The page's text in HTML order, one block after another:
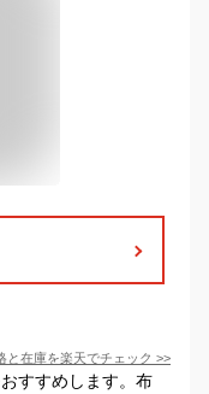
と在庫を楽天でチェック >>
すすめします。布